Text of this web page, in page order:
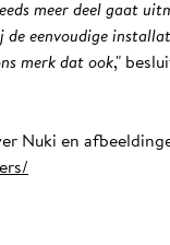
meer deel gaat
eenvoudige
merk dat ook,"
Nuki en